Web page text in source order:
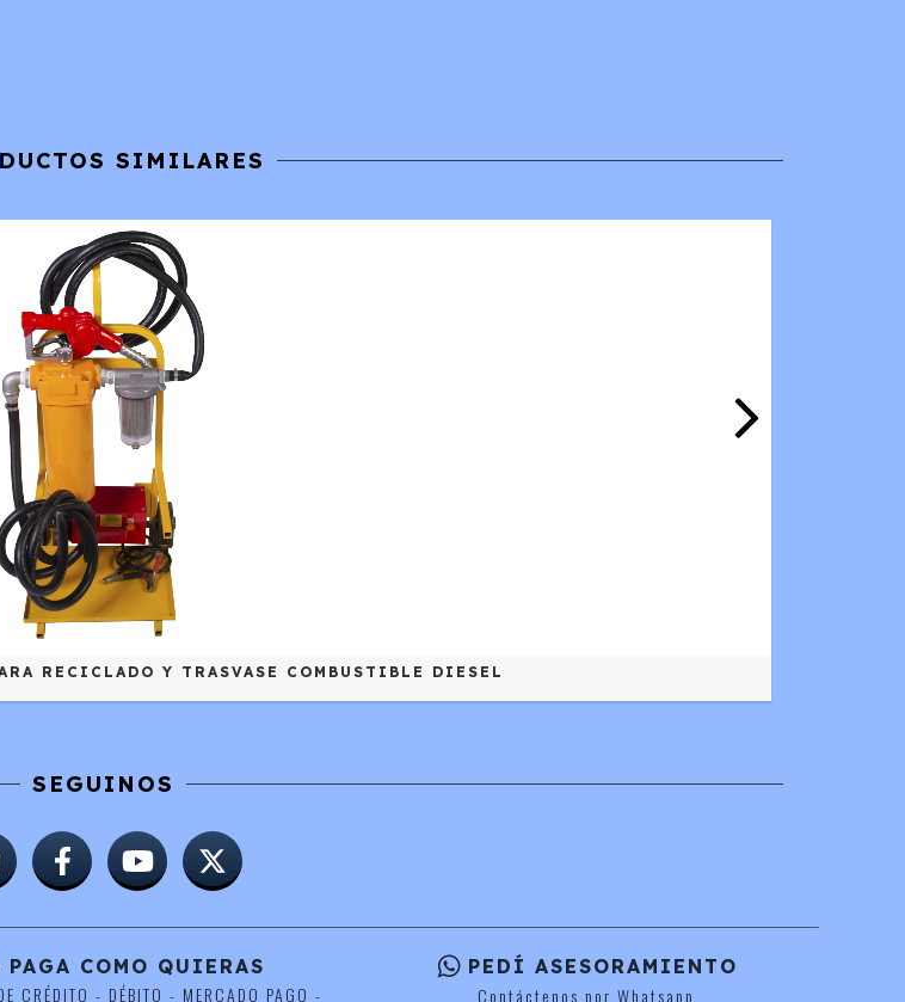
SIMILARES
RECICLADO Y TRASVASE COMBUSTIBLE DIESEL
SEGUINOS
PAGA COMO QUIERAS
CRÉDITO - DÉBITO - MERCADO PAGO -
PEDÍ ASESORAMIENTO
Contáctenos por Whatsapp